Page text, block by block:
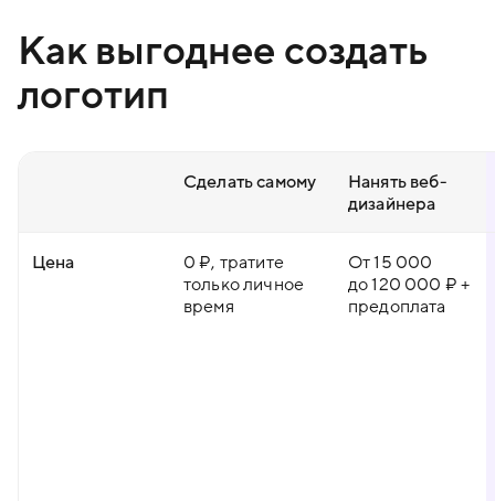
Как выгоднее создать
логотип
Сделать самому
Нанять веб-
дизайнера
Цена
0 ₽, тратите
только личное
время
От 15 000
до 120 000 ₽ +
предоплата